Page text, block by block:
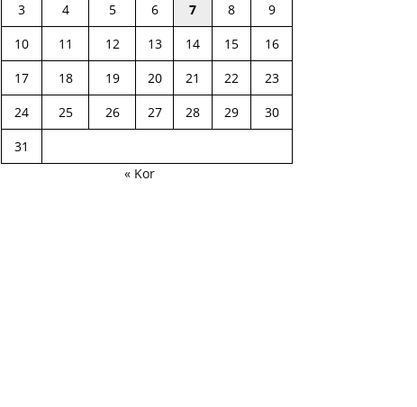
3
4 5 6 7 8
9
10
11 12 13 14 15
16
17
18 19 20 21 22
23
24
25 26 27 28 29
30
31
« Kor